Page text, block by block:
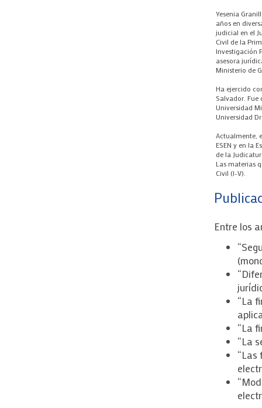
Yesenia
años en
judicial en el
Civil de la
Investigación
asesora
Ministerio de
Ha ejercido
Salvador.
Universidad
Universidad
Actualmente,
ESEN y en la
de la
Las materias
Civil (I-V).
Entre los
“La
“La
“La
“Las